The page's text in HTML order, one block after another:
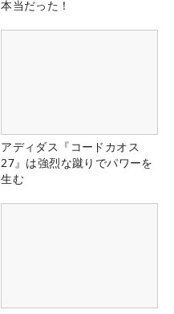
本当だった！
アディダス『コードカオス
27』は強烈な蹴りでパワーを
生む